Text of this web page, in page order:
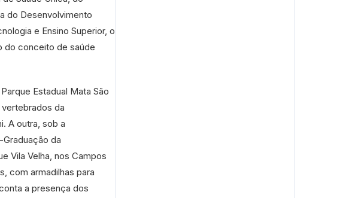
do Desenvolvimento
e Ensino Superior, o
do conceito de saúde
Estadual Mata São
da
A outra, sob a
da
Vila Velha, nos Campos
com armadilhas para
a presença dos